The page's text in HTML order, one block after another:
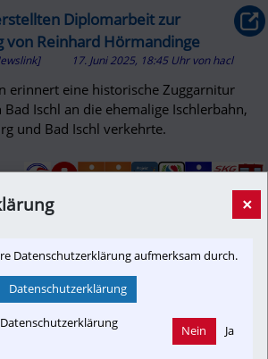
Diplomarbeit zur
Waggonsanierung von Reinhard Hörmandinge
17. Juni 2025, 18:45 Uhr vonhacl
erinnert eine historische Zuggarnitur
Ischl an die ehemalige Ischlerbahn,
und Bad Ischl verkehrte.
hier um auf den externen Artikel von
rundblick.at zu gelangen.
×
Datenschutzerklärung aufmerksam durch.
Datenschutzerklärung
Nein Ja